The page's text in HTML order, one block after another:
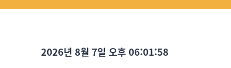
2026년 8월 7일 오후 06:01:59